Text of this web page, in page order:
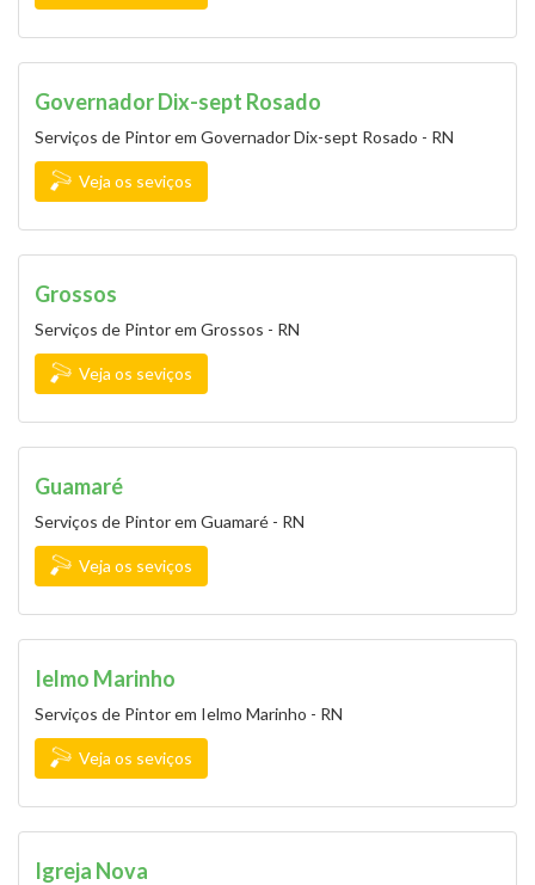
Governador Dix-sept Rosado
Serviços de Pintor em Governador Dix-sept Rosado - RN
Veja os seviços
Grossos
Serviços de Pintor em Grossos - RN
Veja os seviços
Guamaré
Serviços de Pintor em Guamaré - RN
Veja os seviços
Ielmo Marinho
Serviços de Pintor em Ielmo Marinho - RN
Veja os seviços
Igreja Nova